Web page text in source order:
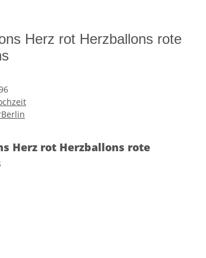
Herz rot Herzballons rote
Herz rot Herzballons rote